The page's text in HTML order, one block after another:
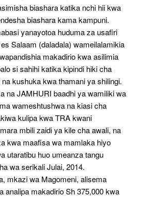
biashara katika nchi hii kwa
biashara kama kampuni.
yanayotoa huduma za usafiri
Salaam (daladala) wameilalamikia
makadirio kwa asilimia
si sahihi katika kipindi hiki cha
kushuka kwa thamani ya shilingi.
na JAMHURI baadhi ya wamiliki wa
wameshtushwa na kiasi cha
kulipa kwa TRA kwani
mbili zaidi ya kile cha awali, na
kwa maafisa wa mamlaka hiyo
utaratibu huo umeanza tangu
wa serikali Julai, 2014.
mkazi wa Magomeni, alisema
analipa makadirio Sh 375,000 kwa